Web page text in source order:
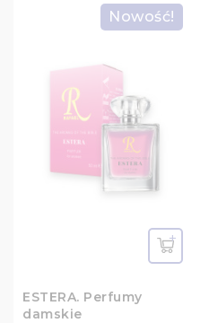
Nowość!
ESTERA. Perfumy
damskie